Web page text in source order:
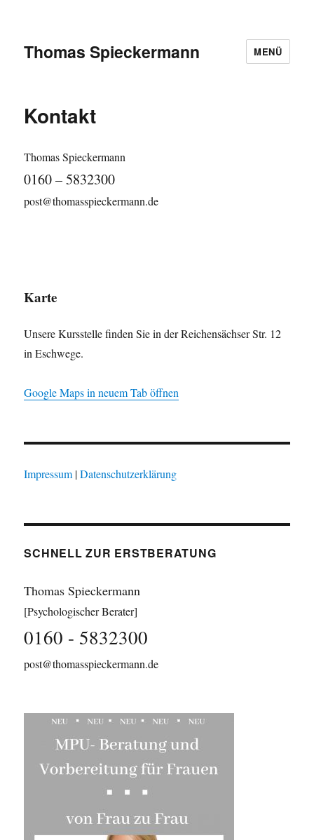
Thomas Spieckermann MENÜ
Kontakt
Thomas Spieckermann
0160 – 5832300
post@thomasspieckermann.de
Karte
Unsere Kursstelle finden Sie in der Reichensächser Str. 12
in Eschwege.
Google Maps in neuem Tab öffnen
Impressum |Datenschutzerklärung
SCHNELL ZUR ERSTBERATUNG
Thomas Spieckermann
[Psychologischer Berater]
0160 - 5832300
post@thomasspieckermann.de